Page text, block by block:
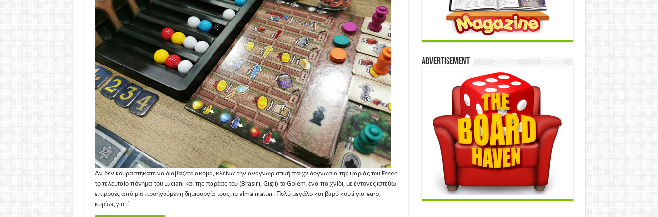
Αν δεν κουραστήκατε να διαβάζετε ακόμα, κλείνω την αναγνωριστική παιχνιδογνωσία της ψαριάς του Essen
το τελευταίο πόνημα του Luciani και της παρέας του (Brasini, Gigli) το Golem, ένα παιχνίδι, με έντονες ιστεύω
επιρροές από μια προηγούμενη δημιουργία τους, το alma matter. Πολύ μεγάλο και βαρύ κουτί για euro,
κυρίως γιατί …
Advertisement